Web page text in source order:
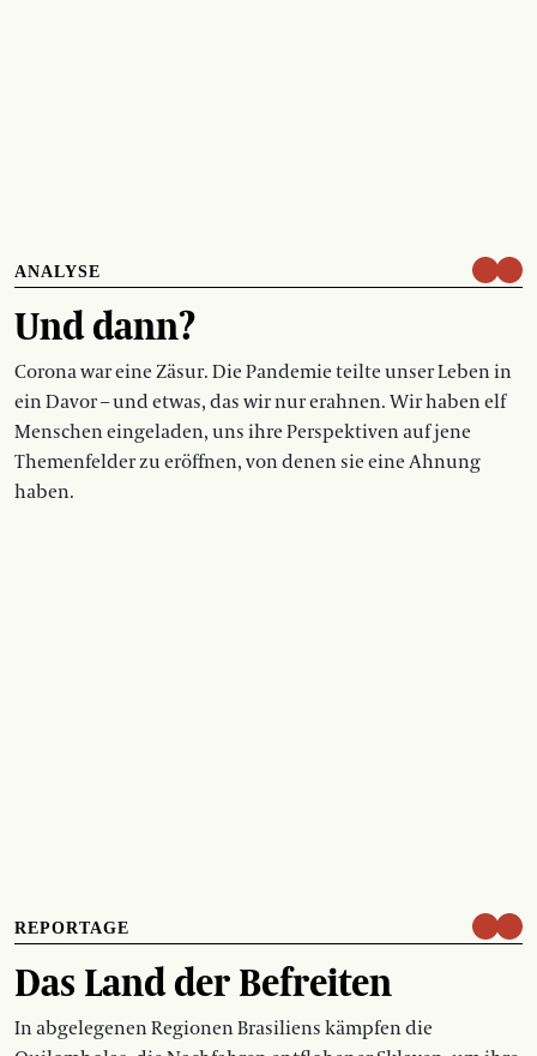
ANALYSE
Und dann?
Corona war eine Zäsur. Die Pandemie teilte unser Leben in
ein Davor – und etwas, das wir nur erahnen. Wir haben elf
Menschen eingeladen, uns ihre Perspektiven auf jene
Themenfelder zu eröffnen, von denen sie eine Ahnung
haben.
REPORTAGE
Das Land der Befreiten
In abgelegenen Regionen Brasiliens kämpfen die